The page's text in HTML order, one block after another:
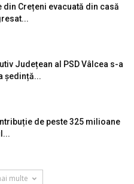
din Crețeni evacuată din casă
Județean al PSD Vâlcea s-a
ședință...
de peste 325 milioane
multe